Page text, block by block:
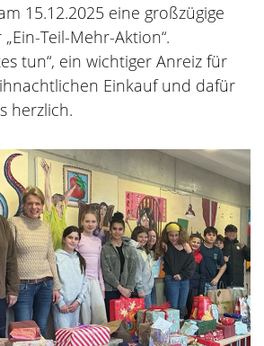
15.12.2025 eine großzügige
Teil-Mehr-Aktion“.
tun“, ein wichtiger Anreiz für
Einkauf und dafür
herzlich.